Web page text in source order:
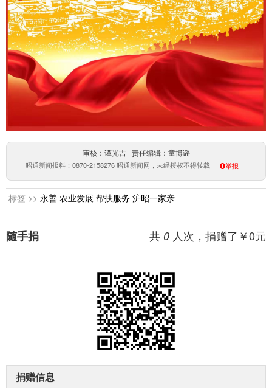
审核：谭光吉 责任编辑：童博谣
昭通新闻报料：0870-2158276 昭通新闻网，未经授权不得转载 举报
标签 >> 永善 农业发展 帮扶服务 沪昭一家亲
共 0 人次，捐赠了￥0元
随手捐
捐赠信息